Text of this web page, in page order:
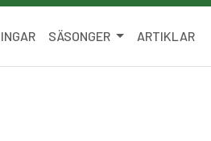
SÄSONGER ARTIKLAR